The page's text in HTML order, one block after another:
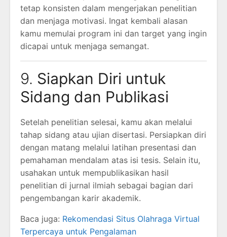
tetap konsisten dalam mengerjakan penelitian
dan menjaga motivasi. Ingat kembali alasan
kamu memulai program ini dan target yang ingin
dicapai untuk menjaga semangat.
9. Siapkan Diri untuk
Sidang dan Publikasi
Setelah penelitian selesai, kamu akan melalui
tahap sidang atau ujian disertasi. Persiapkan diri
dengan matang melalui latihan presentasi dan
pemahaman mendalam atas isi tesis. Selain itu,
usahakan untuk mempublikasikan hasil
penelitian di jurnal ilmiah sebagai bagian dari
pengembangan karir akademik.
Baca juga: Rekomendasi Situs Olahraga Virtual
Terpercaya untuk Pengalaman